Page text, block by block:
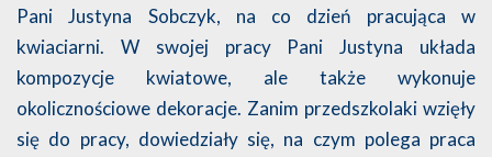
Pani Justyna Sobczyk, na co dzień pracująca w
kwiaciarni. W swojej pracy Pani Justyna układa
kompozycje kwiatowe, ale także wykonuje
okolicznościowe dekoracje. Zanim przedszkolaki wzięły
się do pracy, dowiedziały się, na czym polega praca